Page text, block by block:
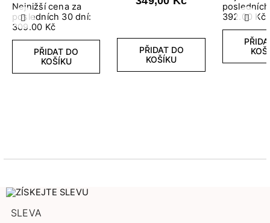
Předchozí Další
Nejnižší cena za
posledních 30 dní:
309.00 Kč
PŘIDAT DO
KOŠÍKU
PŘIDAT DO
KOŠÍKU
392.00 Kč
SLEVA